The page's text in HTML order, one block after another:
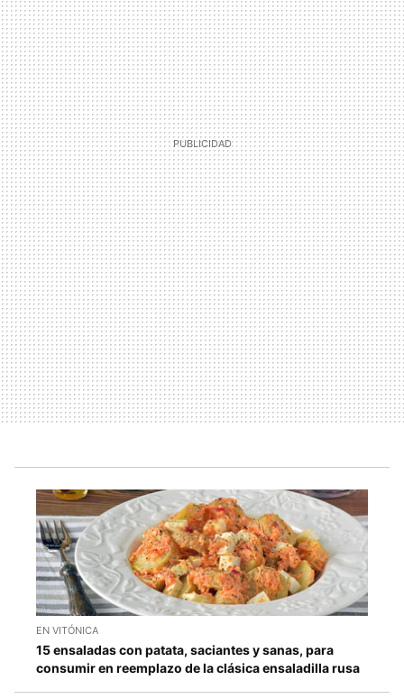
EN VITÓNICA
15 ensaladas con patata, saciantes y sanas, para
consumir en reemplazo de la clásica ensaladilla rusa